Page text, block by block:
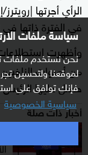
سياسة ملفات
نحن نستخدم ملفات
لموقعنا ولتحسين
فإنك توافق على
سياسية الخصوصية
في الفترة ذاتها في 2020.
وأظهرت
حصل عليها الرئيس
أخبار ذات صلة